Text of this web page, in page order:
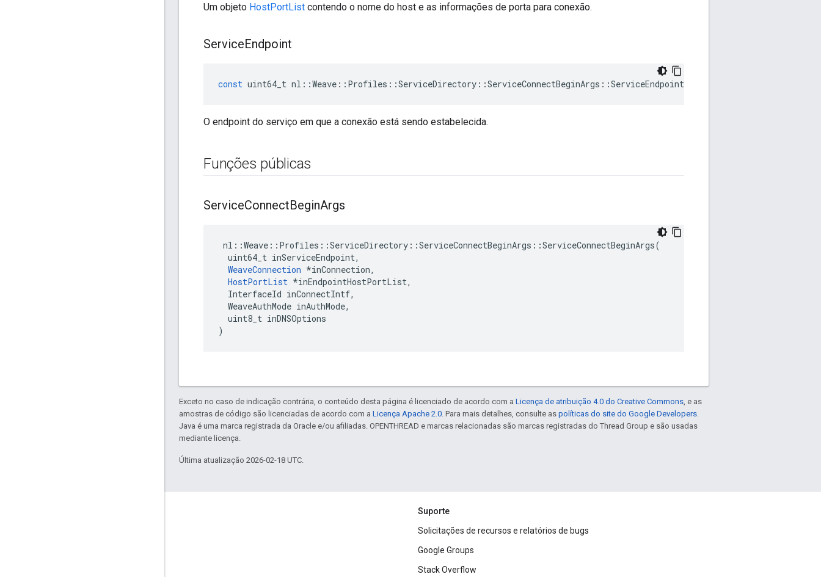
Um objeto HostPortList contendo o nome do host e as informações de porta para conexão.
ServiceEndpoint
const uint64_t nl ::Weave :: Profiles ::ServiceDirectory ::ServiceConnectBeginArgs ::ServiceEndpoint
O endpoint do serviço em que a conexão está sendo estabelecida.
Funções públicas
ServiceConnectBeginArgs
nl::Weave::Profiles::ServiceDirectory::ServiceConnectBeginArgs::ServiceConnectBeginArgs(
  uint64_t inServiceEndpoint,
WeaveConnection *inConnection,
HostPortList *inEndpointHostPortList,
  InterfaceId inConnectIntf,
  WeaveAuthMode inAuthMode,
  uint8_t inDNSOptions
)
Exceto no caso de indicação contrária, o conteúdo desta página é licenciado de acordo com a Licença de atribuição 4.0 do Creative Commons, e as
amostras de código são licenciadas de acordo com a Licença Apache 2.0. Para mais detalhes, consulte as políticas do site do Google Developers.
Java é uma marca registrada da Oracle e/ou afiliadas. OPENTHREAD e marcas relacionadas são marcas registradas do Thread Group e são usadas
mediante licença.
Última atualização 2026-02-18 UTC.
Suporte
Solicitações de recursos e relatórios de bugs
Google Groups
Stack Overflow